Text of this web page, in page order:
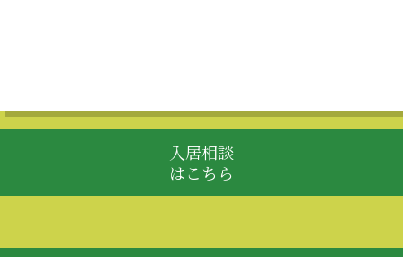
入居相談
はこちら